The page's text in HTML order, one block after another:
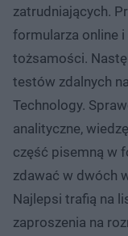
zatrudniających.
formularza online i
tożsamości.
testów zdalnych
Technology.
analityczne,
część pisemną w
zdawać w dwóch
Najlepsi trafią na
zaproszenia na